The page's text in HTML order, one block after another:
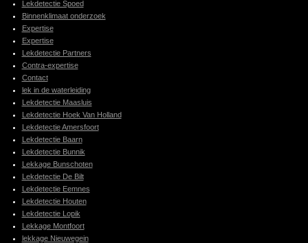
Lekdetectie Spoed
Binnenklimaat onderzoek
Expertise
Expertise
Lekdetectie Partners
Contra-expertise
Contact
lek in de waterleiding
Lekdetectie Maasluis
Lekdetectie Hoek Van Holland
Lekdetectie Amersfoort
Lekdetectie Baarn
Lekdetectie Bunnik
Lekkage Bunschoten
Lekdetectie De Bilt
Lekdetectie Eemnes
Lekdetectie Houten
Lekdetectie Lopik
Lekkage Montfoort
lekkage Nieuwegein